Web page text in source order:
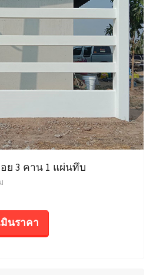
อย 3 คาน 1 แผ่นทึบ
นราคา